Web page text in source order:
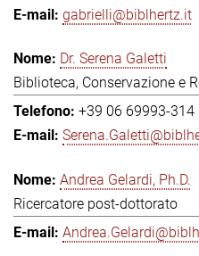
gabrielli@biblhertz.it
Dr. Serena Galetti
Biblioteca, Conservazione e
+39 06 69993-314
Andrea Gelardi, Ph.D.
Ricercatore post-dottorato